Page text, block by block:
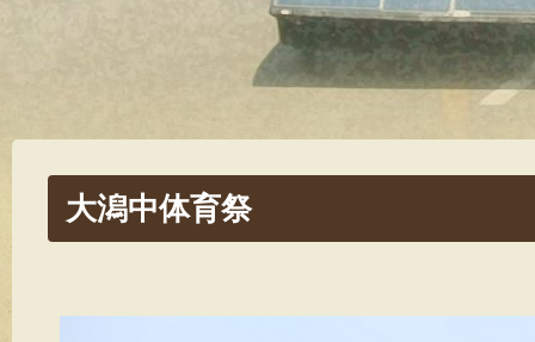
大潟中体育祭